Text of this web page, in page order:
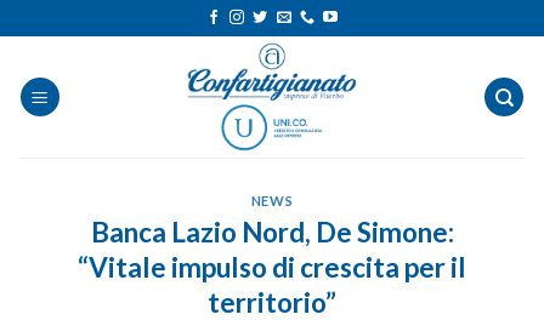
ai
contenuti
NEWS
Banca Lazio Nord, De Simone:
“Vitale impulso di crescita per il
territorio”